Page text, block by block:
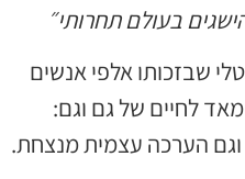
בעולם תחרותי״
שבזכותו אלפי אנשים
לחיים של גם וגם:
הערכה עצמית מנצחת.